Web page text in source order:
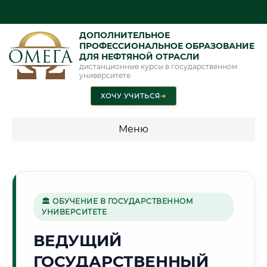
ДОПОЛНИТЕЛЬНОЕ
ПРОФЕССИОНАЛЬНОЕ ОБРАЗОВАНИЕ
ДЛЯ НЕФТЯНОЙ ОТРАСЛИ
дистанционные курсы в государственном
университете
ХОЧУ УЧИТЬСЯ➜
Меню
Г. ТЮМЕНЬ
🏛 ОБУЧЕНИЕ В ГОСУДАРСТВЕННОМ
УНИВЕРСИТЕТЕ
ВЕДУЩИЙ
ГОСУДАРСТВЕННЫЙ